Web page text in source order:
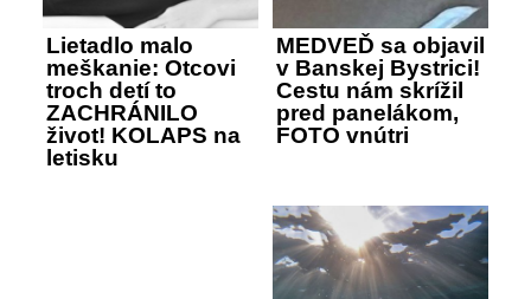
Lietadlo malo
meškanie: Otcovi
troch detí to
ZACHRÁNILO
život! KOLAPS na
letisku
MEDVEĎ sa objavil
v Banskej Bystrici!
Cestu nám skrížil
pred panelákom,
FOTO vnútri